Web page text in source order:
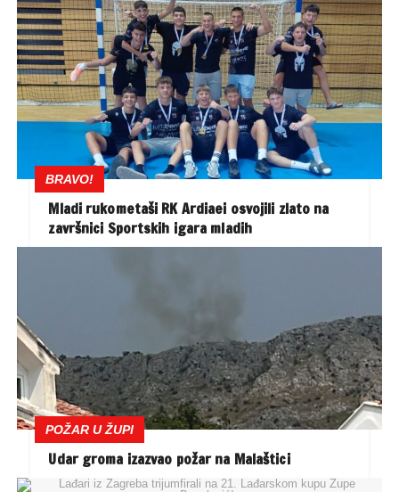
BRAVO!
Mladi rukometaši RK Ardiaei osvojili zlato na
završnici Sportskih igara mladih
POŽAR U ŽUPI
Udar groma izazvao požar na Malaštici